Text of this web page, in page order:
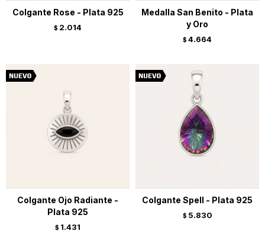
Colgante Rose - Plata 925
$ 2.014
Medalla San Benito - Plata
y Oro
$ 4.664
Colgante Ojo Radiante -
Plata 925
$ 1.431
Colgante Spell - Plata 925
$ 5.830